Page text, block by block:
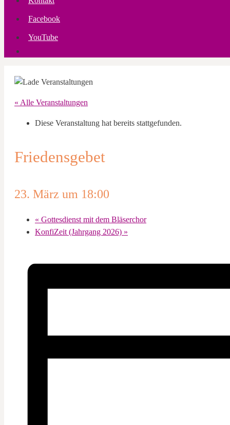
Facebook
YouTube
« Alle Veranstaltungen
Diese Veranstaltung hat bereits stattgefunden.
Friedensgebet
23. März um 18:00
« Gottesdienst mit dem Bläserchor
KonfiZeit (Jahrgang 2026) »